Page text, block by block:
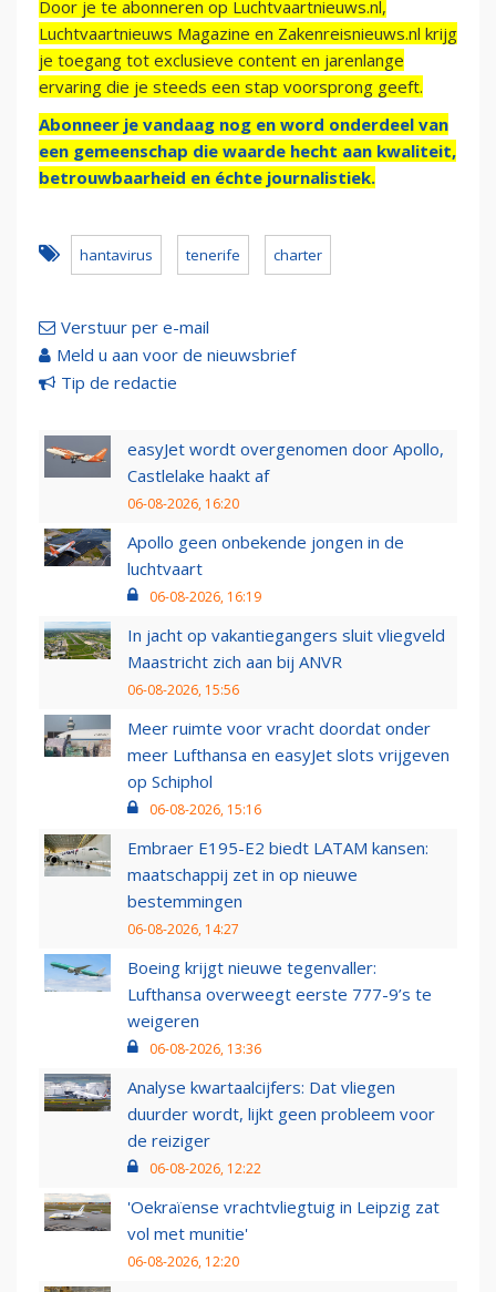
Door je te abonneren op Luchtvaartnieuws.nl,
Luchtvaartnieuws Magazine en Zakenreisnieuws.nl krijg
je toegang tot exclusieve content en jarenlange
ervaring die je steeds een stap voorsprong geeft.
Abonneer je vandaag nog en word onderdeel van
een gemeenschap die waarde hecht aan kwaliteit,
betrouwbaarheid en échte journalistiek.
hantavirus tenerife charter
Verstuur per e-mail
Meld u aan voor de nieuwsbrief
Tip de redactie
easyJet wordt overgenomen door Apollo,
Castlelake haakt af
06-08-2026, 16:20
Apollo geen onbekende jongen in de
luchtvaart
06-08-2026, 16:19
In jacht op vakantiegangers sluit vliegveld
Maastricht zich aan bij ANVR
06-08-2026, 15:56
Meer ruimte voor vracht doordat onder
meer Lufthansa en easyJet slots vrijgeven
op Schiphol
06-08-2026, 15:16
Embraer E195-E2 biedt LATAM kansen:
maatschappij zet in op nieuwe
bestemmingen
06-08-2026, 14:27
Boeing krijgt nieuwe tegenvaller:
Lufthansa overweegt eerste 777-9’s te
weigeren
06-08-2026, 13:36
Analyse kwartaalcijfers: Dat vliegen
duurder wordt, lijkt geen probleem voor
de reiziger
06-08-2026, 12:22
'Oekraïense vrachtvliegtuig in Leipzig zat
vol met munitie'
06-08-2026, 12:20